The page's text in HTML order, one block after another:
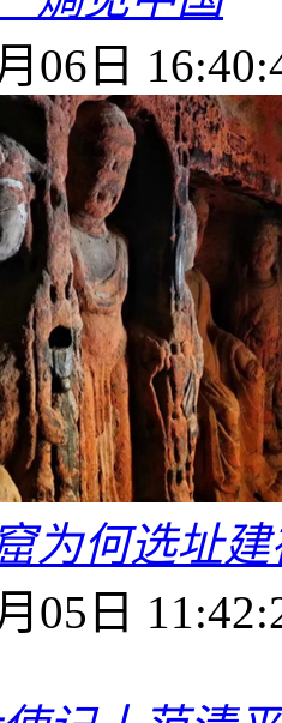
06日
为何选址
05日